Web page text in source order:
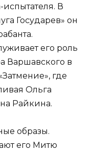
В
Государев» он
его роль
Варшавского в
где
Ольга
Райкина.
образы.
его Митю